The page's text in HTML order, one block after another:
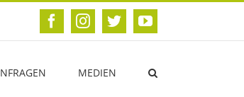
FacebookInstagram
TwitterYouTube
MEDIEN